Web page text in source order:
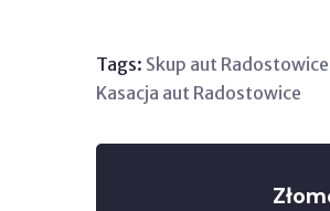
Tags: Skup aut Radostowice
Kasacja aut Radostowice